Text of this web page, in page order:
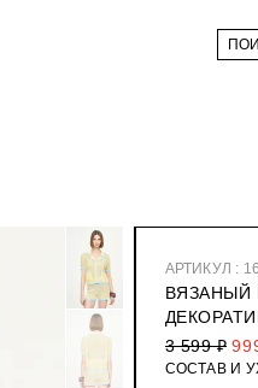
АРТИКУЛ :
ВЯЗАНЫЙ
3 599 ₽
СОСТАВ И